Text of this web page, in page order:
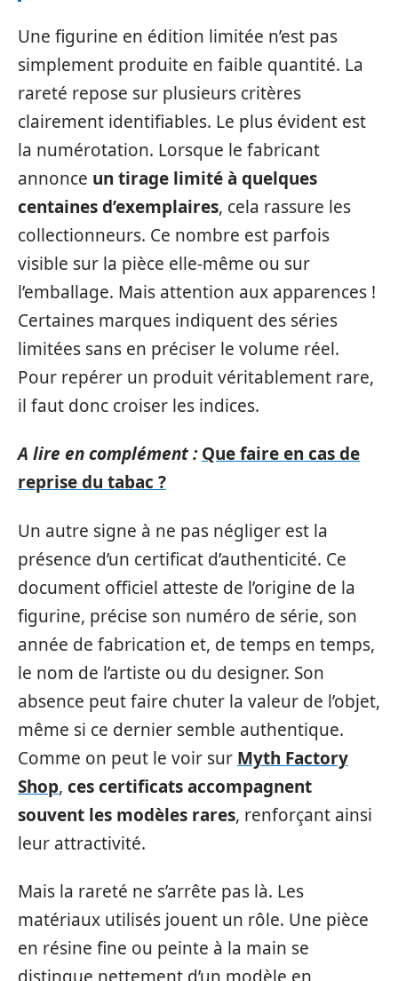
Une figurine en édition limitée n’est pas
simplement produite en faible quantité. La
rareté repose sur plusieurs critères
clairement identifiables. Le plus évident est
la numérotation. Lorsque le fabricant
annonce un tirage limité à quelques
centaines d’exemplaires, cela rassure les
collectionneurs. Ce nombre est parfois
visible sur la pièce elle-même ou sur
l’emballage. Mais attention aux apparences !
Certaines marques indiquent des séries
limitées sans en préciser le volume réel.
Pour repérer un produit véritablement rare,
il faut donc croiser les indices.
A lire en complément : Que faire en cas de
reprise du tabac ?
Un autre signe à ne pas négliger est la
présence d’un certificat d’authenticité. Ce
document officiel atteste de l’origine de la
figurine, précise son numéro de série, son
année de fabrication et, de temps en temps,
le nom de l’artiste ou du designer. Son
absence peut faire chuter la valeur de l’objet,
même si ce dernier semble authentique.
Comme on peut le voir sur Myth Factory
Shop, ces certificats accompagnent
souvent les modèles rares, renforçant ainsi
leur attractivité.
Mais la rareté ne s’arrête pas là. Les
matériaux utilisés jouent un rôle. Une pièce
en résine fine ou peinte à la main se